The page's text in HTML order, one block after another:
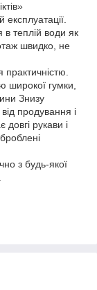
експлуатації.
теплій води як
швидко, не
практичністю.
широкої гумки,
Знизу
продування і
рукави і
з будь-якої